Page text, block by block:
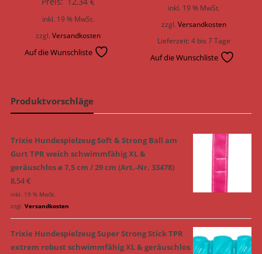
inkl. 19 % MwSt.
zzgl.Versandkosten
Auf die Wunschliste
inkl. 19 % MwSt.
zzgl. Versandkosten
Lieferzeit:4 bis 7 Tage
Auf die Wunschliste
Produktvorschläge
Trixie Hundespielzeug Soft & Strong Ball am
Gurt TPR weich schwimmfähig XL &
geräuschlos ø 7,5 cm / 29 cm (Art.-Nr. 33478)
8,54€
inkl. 19 % MwSt.
zzgl. Versandkosten
Trixie Hundespielzeug Super Strong Stick TPR
extrem robust schwimmfähig XL & geräuschlos